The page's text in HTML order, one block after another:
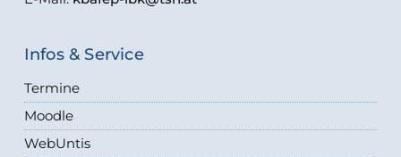
Infos & Service
Termine
Moodle
WebUntis